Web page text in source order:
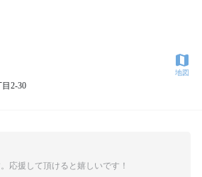
2‐30
地図
応援して頂けると嬉しいです！